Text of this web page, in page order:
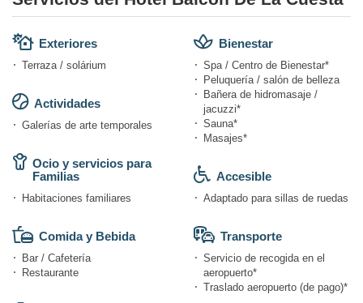
Exteriores
Terraza / solárium
Actividades
Galerías de arte temporales
Ocio y servicios para
Familias
Habitaciones familiares
Comida y Bebida
Bar / Cafetería
Restaurante
Bienestar
Spa / Centro de Bienestar*
Peluquería / salón de belleza
Bañera de hidromasaje /
jacuzzi*
Sauna*
Masajes*
Accesible
Adaptado para sillas de ruedas
Transporte
Servicio de recogida en el
aeropuerto*
Traslado aeropuerto (de pago)*